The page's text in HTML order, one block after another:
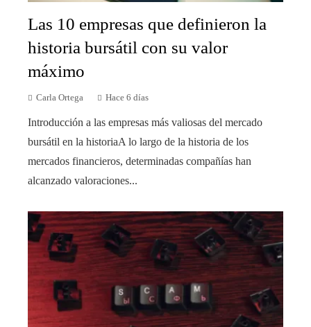
Las 10 empresas que definieron la
historia bursátil con su valor
máximo
Carla Ortega Hace 6 días
Introducción a las empresas más valiosas del mercado
bursátil en la historiaA lo largo de la historia de los
mercados financieros, determinadas compañías han
alcanzado valoraciones...